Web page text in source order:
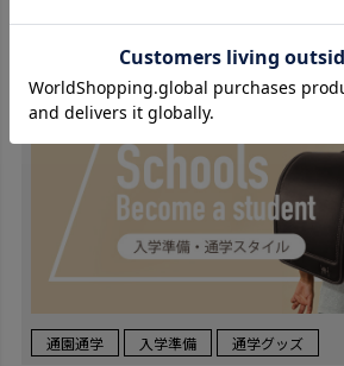
通園通学 入学準備 通学グッズ